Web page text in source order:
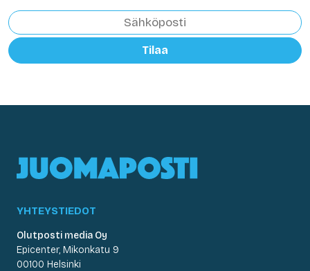
Tilaa
YHTEYSTIEDOT
Olutposti media Oy
Epicenter, Mikonkatu 9
00100 Helsinki